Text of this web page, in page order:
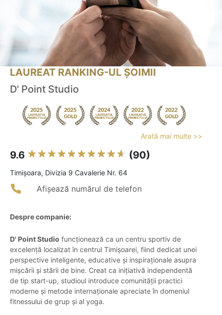
LAUREAT RANKING-UL ȘOIMII
D' Point Studio
Arată mai multe >>
9.6 (90)
Timişoara, Divizia 9 Cavalerie Nr. 64
Afișează numărul de telefon
Despre companie:
D' Point Studio funcționează ca un centru sportiv de
excelență localizat în centrul Timișoarei, fiind dedicat unei
perspective inteligente, educative și inspiraționale asupra
mișcării și stării de bine. Creat ca inițiativă independentă
de tip start-up, studioul introduce comunității practici
moderne și metode internaționale apreciate în domeniul
fitnessului de grup și al yoga.